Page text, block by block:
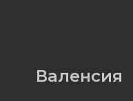
Валенсия